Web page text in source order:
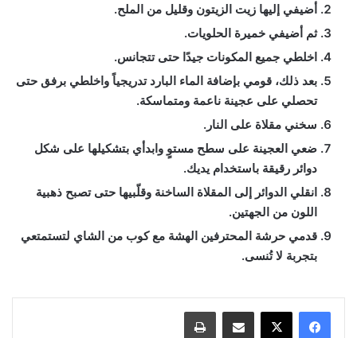
أضيفي إليها زيت الزيتون وقليل من الملح.
ثم أضيفي خميرة الحلويات.
اخلطي جميع المكونات جيدًا حتى تتجانس.
بعد ذلك، قومي بإضافة الماء البارد تدريجياً واخلطي برفق حتى
تحصلي على عجينة ناعمة ومتماسكة.
سخني مقلاة على النار.
ضعي العجينة على سطح مستوٍ وابدأي بتشكيلها على شكل
دوائر رقيقة باستخدام يديك.
انقلي الدوائر إلى المقلاة الساخنة وقلّبيها حتى تصبح ذهبية
اللون من الجهتين.
قدمي حرشة المحترفين الهشة مع كوب من الشاي لتستمتعي
بتجربة لا تُنسى.
مشاركة عبر البريد طباعة